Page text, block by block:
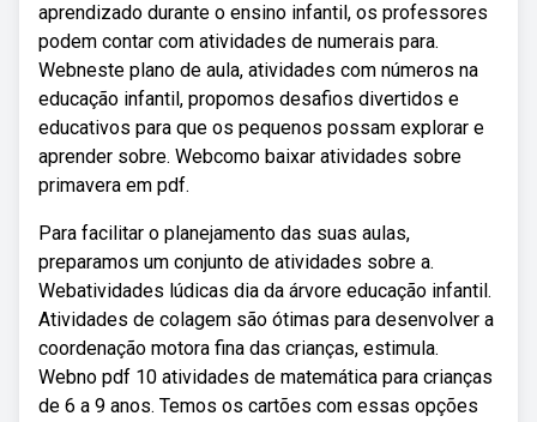
aprendizado durante o ensino infantil, os professores
podem contar com atividades de numerais para.
Webneste plano de aula, atividades com números na
educação infantil, propomos desafios divertidos e
educativos para que os pequenos possam explorar e
aprender sobre. Webcomo baixar atividades sobre
primavera em pdf.
Para facilitar o planejamento das suas aulas,
preparamos um conjunto de atividades sobre a.
Webatividades lúdicas dia da árvore educação infantil.
Atividades de colagem são ótimas para desenvolver a
coordenação motora fina das crianças, estimula.
Webno pdf 10 atividades de matemática para crianças
de 6 a 9 anos. Temos os cartões com essas opções